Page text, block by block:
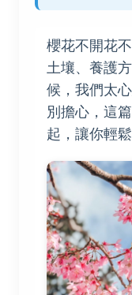
櫻花不開花
土壤、養護
候，我們太
別擔心，這
起，讓你輕鬆